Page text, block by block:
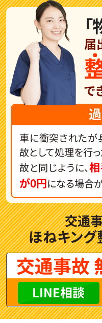
届
で
車に衝突されたが
故として処理を行
故と同じように、
が0円になる場合
交通
ほねキン
交通事故
LINE相談